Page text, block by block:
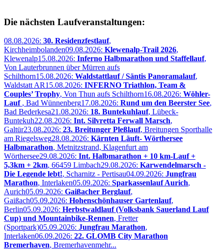
Die nächsten Laufveranstaltungen:
08.08.2026: 30. Residenzfestlauf,
Kirchheimbolanden09.08.2026: Klewenalp-Trail 2026,
Klewenalp15.08.2026: Inferno Halbmarathon und Staffellauf,
Von Lauterbrunnen über Mürren aufs
Schilthorn15.08.2026: Waldstattlauf / Säntis Panoramalauf,
Waldstatt AR15.08.2026: INFERNO Triathlon, Team &
Couples’ Trophy, Von Thun aufs Schilthorn16.08.2026: Wöhler-
Lauf , Bad Wünnenberg17.08.2026: Rund um den Beerster See,
Bad Bederkesa21.08.2026: 18. Buntekuhlauf, Lübeck-
Buntekuh22.08.2026: Int. Silvretta Ferwall Marsch,
Galtür23.08.2026: 23. Breitunger Pleßlauf, Breitungen Sporthalle
am Riegelsweg28.08.2026: Kärnten Läuft- Wörthersee
Halbmarathon, Metnitzstrand, Klagenfurt am
Wörthersee29.08.2026: Int. Halbmarathon + 10 km-Lauf +
5,3km + 2km, 66459 Limbach29.08.2026: Karwendelmarsch -
Die Legende lebt!, Scharnitz - Pertisau04.09.2026: Jungfrau
Marathon, Interlaken05.09.2026: Sparkassenlauf Aurich,
Aurich05.09.2026: Gaißacher Berglauf,
Gaißach05.09.2026: Hohenschönhauser Gartenlauf,
Berlin05.09.2026: Herbstwaldlauf (Volksbank Sauerland Lauf
Cup) und Mountainbike-Rennen, Fretter
(Sportpark)05.09.2026: Jungfrau Marathon,
Interlaken06.09.2026: 22. GLOMB City Marathon
Bremerhaven, Bremerhavenmehr...